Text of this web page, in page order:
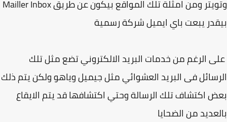
وتويتر ومن امثلة تلك المواقع بيكون عن طريق Mailler Inbox
يبعت باي ايميل شركة رسمية
الرغم من خدمات البريد الالكتروني تضع مثل تلك
فى البريد العشوائي مثل جيميل وياهو ولكن يتم ذلك
اكتشاف تلك الرسالة وحتي اكتشافها قد يتم الايقاع
من الضحايا